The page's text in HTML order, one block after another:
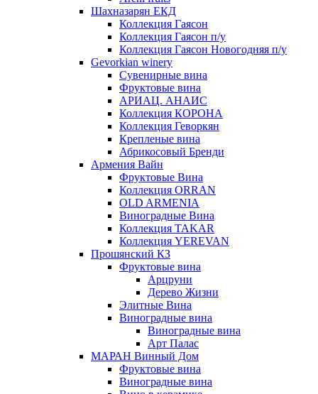
Шахназарян ЕКД
Коллекция Гаясон
Коллекция Гаясон п/у
Коллекция Гаясон Новогодняя п/у
Gevorkian winery
Сувенирные вина
Фруктовые вина
АРИАЦ. АНАИС
Коллекция КОРОНА
Коллекция Геворкян
Крепленые вина
Абрикосовый Бренди
Армения Вайн
Фруктовые Вина
Коллекция ORRAN
OLD ARMENIA
Виноградные Вина
Коллекция TAKAR
Коллекция YEREVAN
Прошянский КЗ
Фруктовые вина
Арцруни
Дерево Жизни
Элитные Вина
Виноградные вина
Виноградные вина
Арт Палас
МАРАН Винный Дом
Фруктовые вина
Виноградные вина